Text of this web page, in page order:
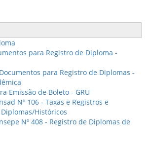
para Registro de Diploma -
para Registro de Diplomas -
Emissão de Boleto - GRU
Nº 106 - Taxas e Registros e
Históricos
Nº 408 - Registro de Diplomas de